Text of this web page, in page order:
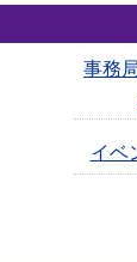
事務
イベ